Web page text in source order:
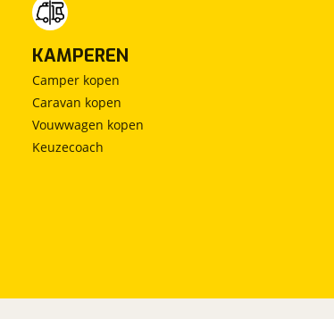
KAMPEREN
Camper kopen
Caravan kopen
Vouwwagen kopen
Keuzecoach